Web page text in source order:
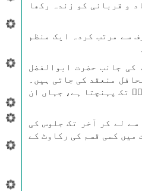
و قربانی کو زندہ رکھا
سے مرتب کردہ ایک منظم
کی جانب حضرت ابوالفضل
منعقد کی جاتی ہیں۔
تک پہنچتا ہے، جہاں ان
لے کر آخر تک جلوس کی
میں کسی قسم کی رکاوٹ کے